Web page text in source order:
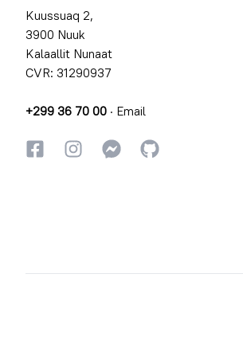
Kuussuaq 2,
3900 Nuuk
Kalaallit Nunaat
CVR: 31290937
+299 36 70 00 · Email
FacebookkiInstagrammiInstagrammi
GitHub